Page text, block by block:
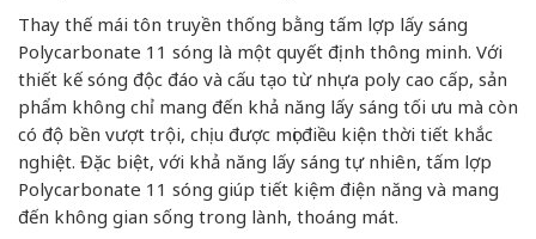
Thay thế mái tôn truyền thống bằng tấm lợp lấy sáng
Polycarbonate 11 sóng là một quyết định thông minh. Với
thiết kế sóng độc đáo và cấu tạo từ nhựa poly cao cấp, sản
phẩm không chỉ mang đến khả năng lấy sáng tối ưu mà còn
có độ bền vượt trội, chịu được mọi điều kiện thời tiết khắc
nghiệt. Đặc biệt, với khả năng lấy sáng tự nhiên, tấm lợp
Polycarbonate 11 sóng giúp tiết kiệm điện năng và mang
đến không gian sống trong lành, thoáng mát.